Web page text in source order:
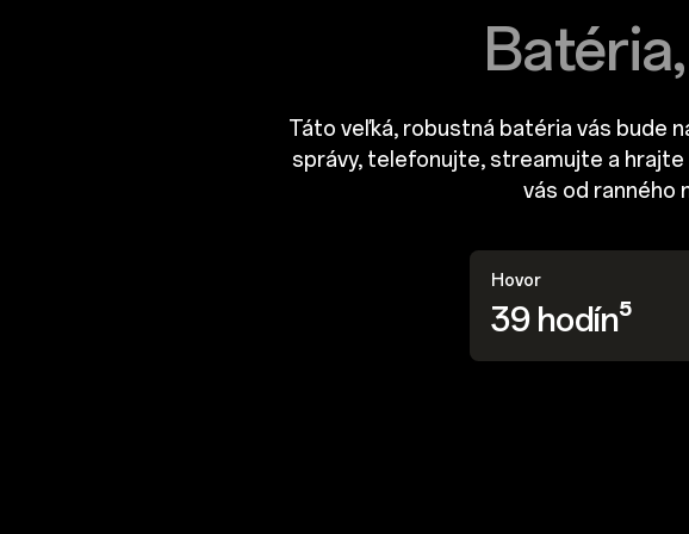
Táto veľká, robustná batéria vás bude
správy, telefonujte, streamujte a
vás od ranného
Hovor
39 hodín⁵